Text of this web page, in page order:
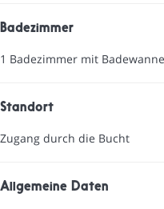
Badezimmer
1 Badezimmer mit Badewanne
Standort
Zugang durch die Bucht
Allgemeine Daten